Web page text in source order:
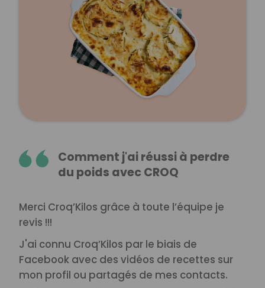
Comment j'ai réussi à perdre
du poids avec CROQ
Merci Croq’Kilos grâce à toute l’équipe je
revis !!!
J'ai connu Croq’Kilos par le biais de
Facebook avec des vidéos de recettes sur
mon profil ou partagés de mes contacts.